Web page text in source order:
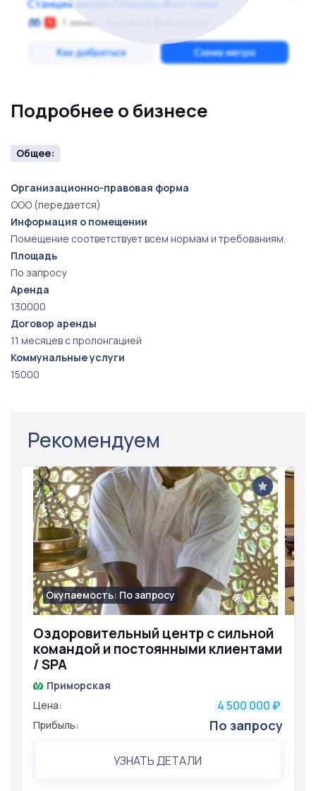
Подробнее о бизнесе
Общее:
Организационно-правовая форма
ООО (передается)
Информация о помещении
Помещение соответствует всем нормам и требованиям.
Площадь
По запросу
Аренда
130000
Договор аренды
11 месяцев с пролонгацией
Коммунальные услуги
15000
Рекомендуем
Оздоровительный центр с сильной
командой и постоянными клиентами
/ SPA
Окупаемость: По запросу 352
Приморская
Цена:
4 500 000 ₽
Прибыль: По запросу
УЗНАТЬ ДЕТАЛИ